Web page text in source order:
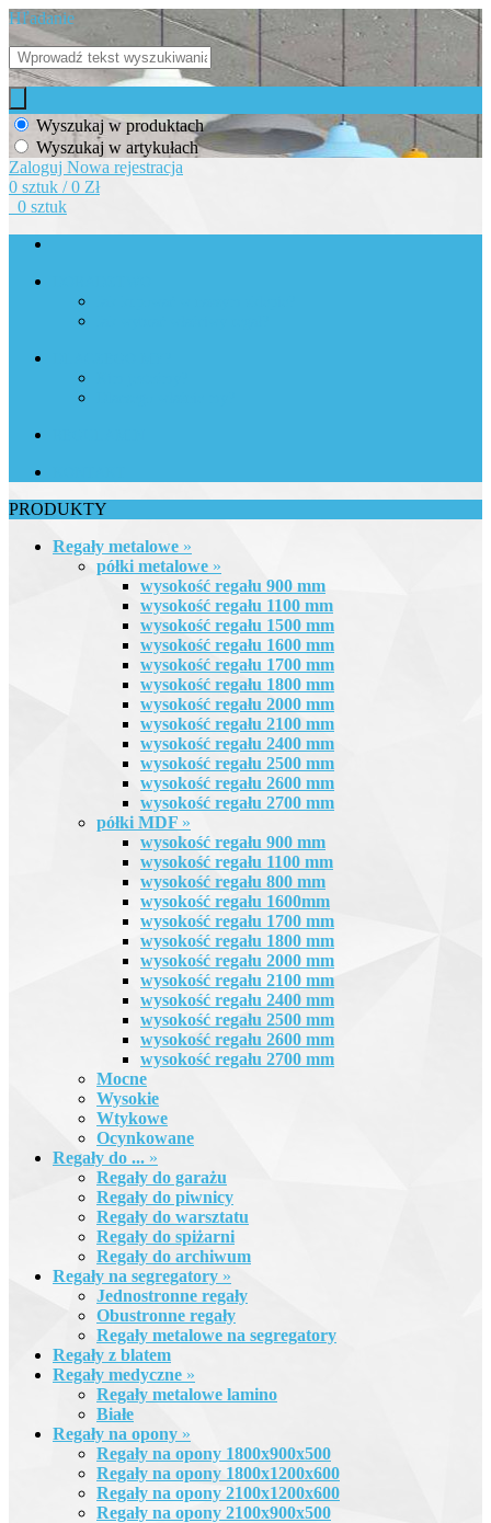
Hľadanie
Wyszukaj w produktach
Wyszukaj w artykułach
Zaloguj Nowa rejestracja
0 sztuk / 0 Zł
0 sztuk
PRODUKTY
Regały metalowe »
półki metalowe »
wysokość regału 900 mm
wysokość regału 1100 mm
wysokość regału 1500 mm
wysokość regału 1600 mm
wysokość regału 1700 mm
wysokość regału 1800 mm
wysokość regału 2000 mm
wysokość regału 2100 mm
wysokość regału 2400 mm
wysokość regału 2500 mm
wysokość regału 2600 mm
wysokość regału 2700 mm
półki MDF »
wysokość regału 900 mm
wysokość regału 1100 mm
wysokość regału 800 mm
wysokość regału 1600mm
wysokość regału 1700 mm
wysokość regału 1800 mm
wysokość regału 2000 mm
wysokość regału 2100 mm
wysokość regału 2400 mm
wysokość regału 2500 mm
wysokość regału 2600 mm
wysokość regału 2700 mm
Mocne
Wysokie
Wtykowe
Ocynkowane
Regały do ... »
Regały do garażu
Regały do piwnicy
Regały do warsztatu
Regały do spiżarni
Regały do archiwum
Regały na segregatory »
Jednostronne regały
Obustronne regały
Regały metalowe na segregatory
Regały z blatem
Regały medyczne »
Regały metalowe lamino
Białe
Regały na opony »
Regały na opony 1800x900x500
Regały na opony 1800x1200x600
Regały na opony 2100x1200x600
Regały na opony 2100x900x500